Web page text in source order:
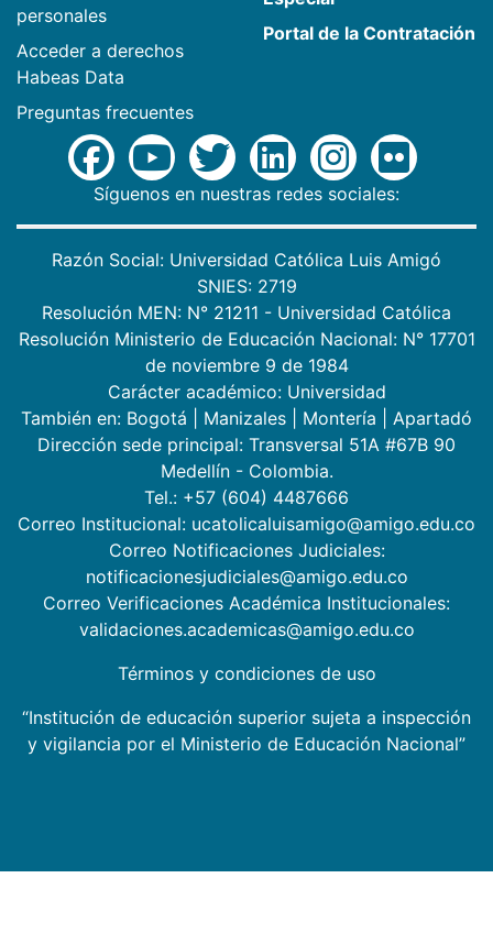
personales
Acceder a derechos
Habeas Data
Preguntas frecuentes
Portal de la Contratación
Síguenos en nuestras redes sociales:
Razón Social: Universidad Católica Luis Amigó
SNIES: 2719
Resolución MEN: N° 21211 - Universidad Católica
Resolución Ministerio de Educación Nacional: N° 17701
de noviembre 9 de 1984
Carácter académico: Universidad
También en: Bogotá Manizales Montería
Apartadó
Dirección sede principal: Transversal 51A #67B 90
Medellín - Colombia.
Tel.: +57 (604) 4487666
Correo Institucional: ucatolicaluisamigo@amigo.edu.co
Correo Notificaciones Judiciales:
notificacionesjudiciales@amigo.edu.co
Correo Verificaciones Académica Institucionales:
validaciones.academicas@amigo.edu.co
Términos y condiciones de uso
“Institución de educación superior sujeta a inspección
y vigilancia por el Ministerio de Educación Nacional”